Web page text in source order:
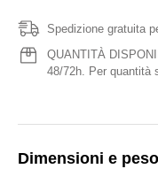
Spedizione gratuita
QUANTITÀ
48/72h. Per quantità
Dimensioni e peso